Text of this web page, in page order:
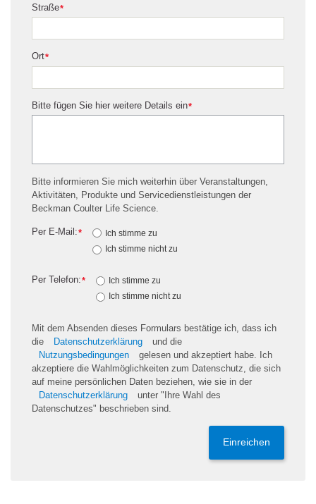
*
Straße
*
Ort
*
Bitte fügen Sie hier weitere Details ein
Bitte informieren Sie mich weiterhin über Veranstaltungen,
Aktivitäten, Produkte und Servicedienstleistungen der
Beckman Coulter Life Science.
*
Per E-Mail:
Ich stimme zu
Ich stimme nicht zu
*
Per Telefon:
Ich stimme zu
Ich stimme nicht zu
Mit dem Absenden dieses Formulars bestätige ich, dass ich
die
Datenschutzerklärung
und die
Nutzungsbedingungen
gelesen und akzeptiert habe. Ich
akzeptiere die Wahlmöglichkeiten zum Datenschutz, die sich
auf meine persönlichen Daten beziehen, wie sie in der
Datenschutzerklärung
unter "Ihre Wahl des
Datenschutzes" beschrieben sind.
Einreichen